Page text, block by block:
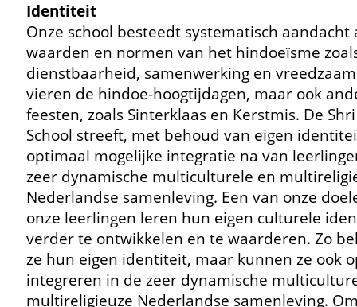
Identiteit
Onze school besteedt systematisch aandacht
waarden en normen van het hindoeïsme
dienstbaarheid, samenwerking en
vieren de hindoe-hoogtijdagen, maar ook
feesten, zoals Sinterklaas en Kerstmis. De
School streeft, met behoud van eigen
optimaal mogelijke integratie na van
zeer dynamische multiculturele en
Nederlandse samenleving. Een van onze
onze leerlingen leren hun eigen culturele
verder te ontwikkelen en te waarderen. Zo
ze hun eigen identiteit, maar kunnen ze ook
integreren in de zeer dynamische
multireligieuze Nederlandse samenleving.